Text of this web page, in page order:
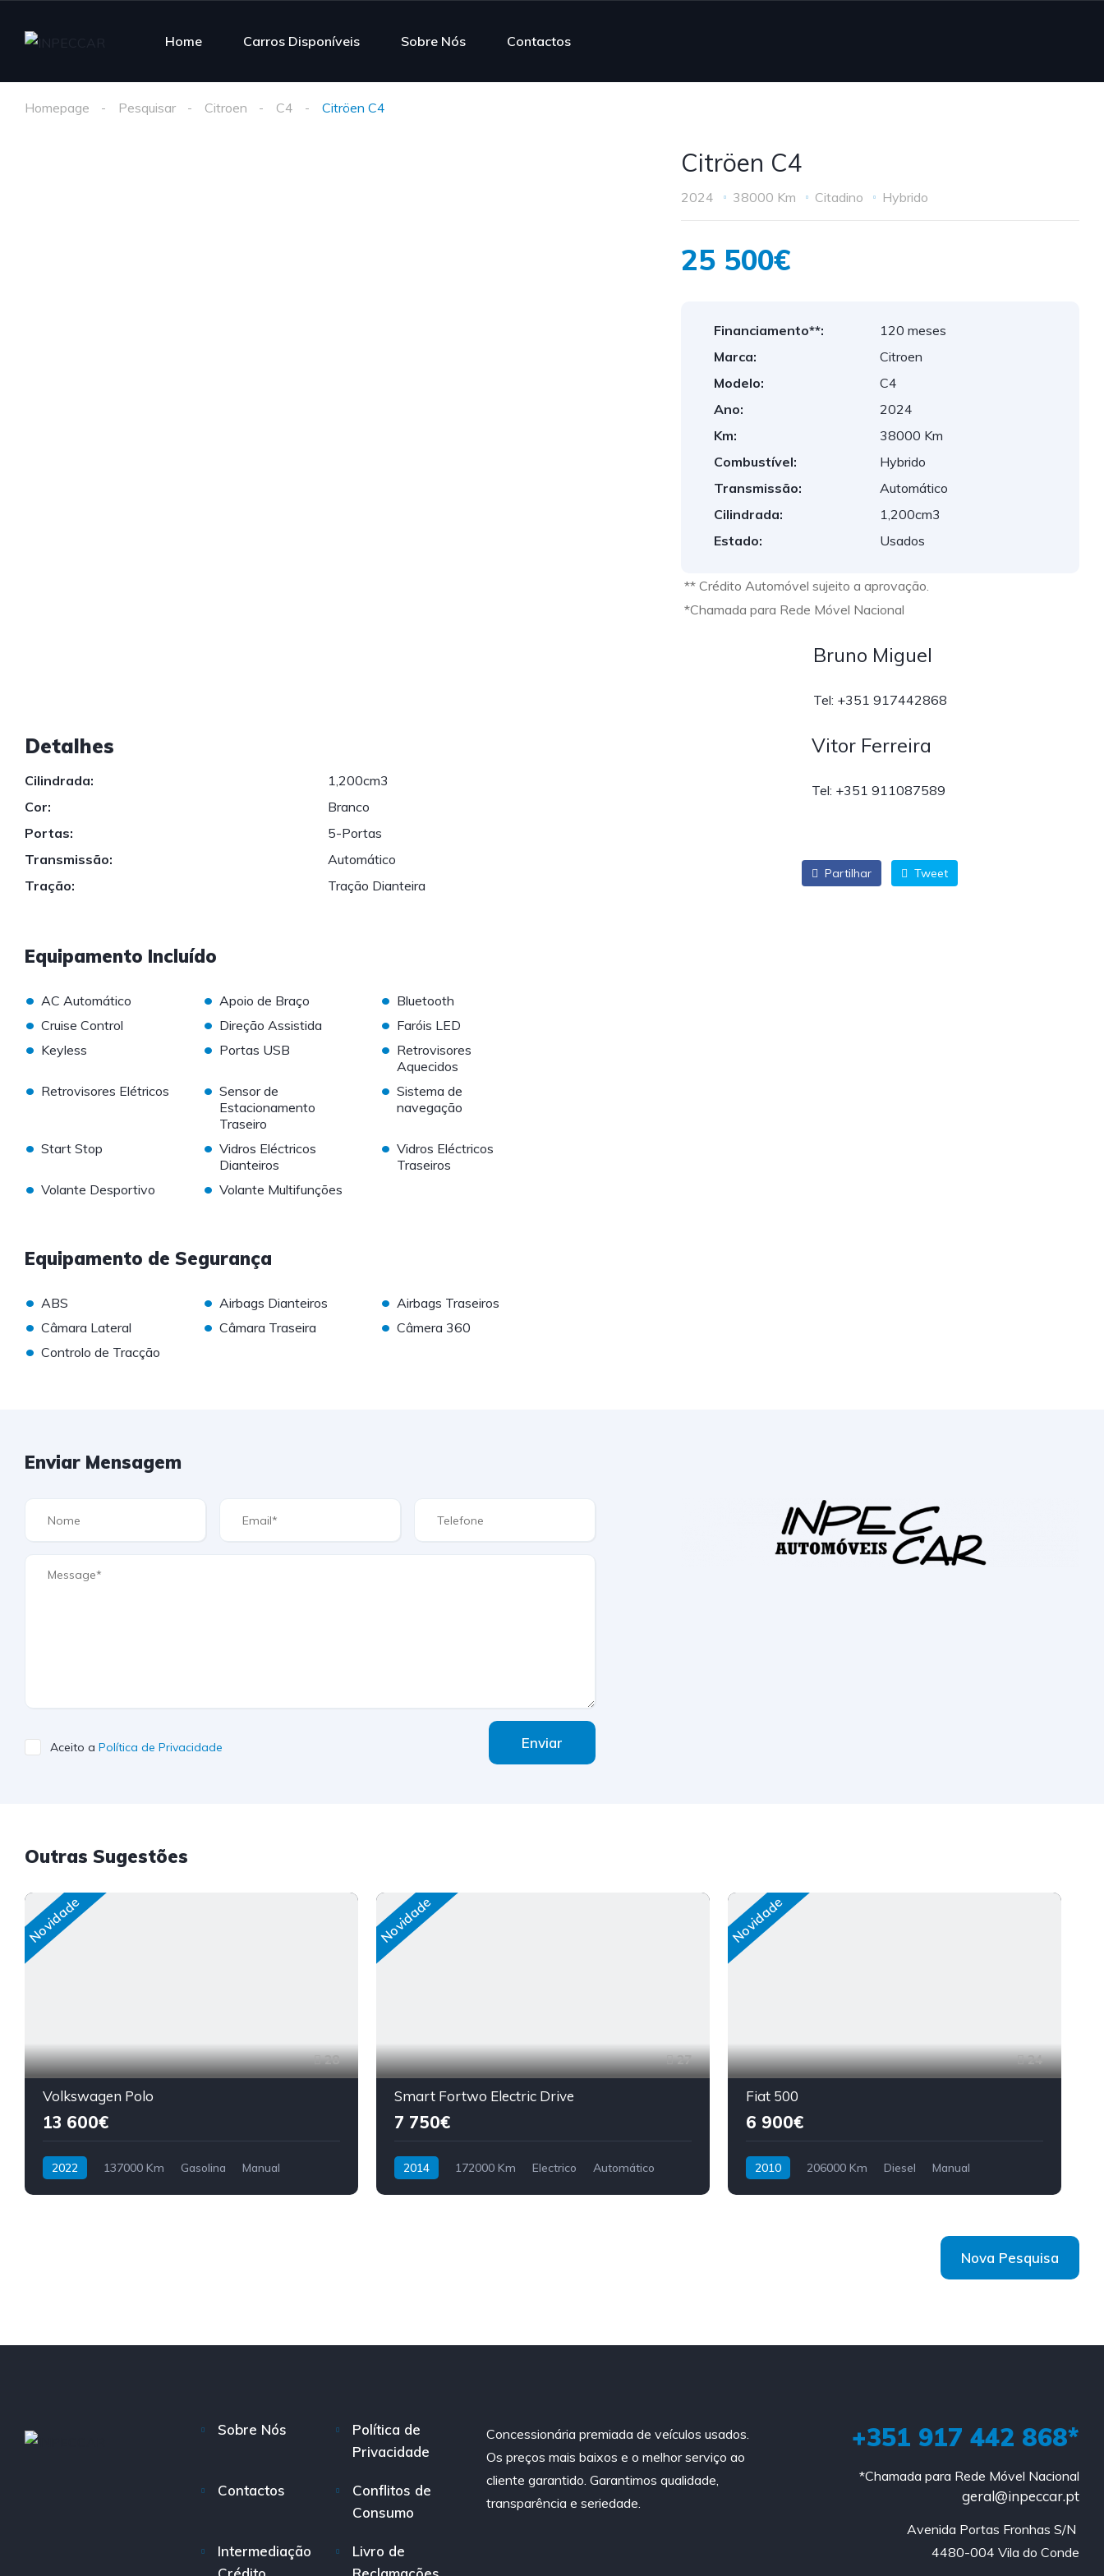
Home Carros Disponíveis Sobre Nós Contactos
Homepage Pesquisar Citroen C4 Citröen C4
Detalhes
Cilindrada:
1,200cm3
Cor:
Branco
Portas:
5-Portas
Transmissão:
Automático
Tração:
Tração Dianteira
Equipamento Incluído
• AC Automático • Apoio de Braço • Bluetooth
• Cruise Control • Direção Assistida • Faróis LED
• Keyless • Portas USB • Retrovisores
Aquecidos
• Retrovisores Elétricos • Sensor de
Estacionamento
Traseiro
• Sistema de
navegação
• Start Stop • Vidros Eléctricos
Dianteiros
• Vidros Eléctricos
Traseiros
• Volante Desportivo • Volante Multifunções
Equipamento de Segurança
• ABS • Airbags Dianteiros • Airbags Traseiros
• Câmara Lateral • Câmara Traseira • Câmera 360
• Controlo de Tracção
Citröen C4
2024 38000 Km Citadino Hybrido
25 500€
Financiamento**:
120 meses
Marca:
Citroen
Modelo:
C4
Ano:
2024
Km:
38000 Km
Combustível:
Hybrido
Transmissão:
Automático
Cilindrada:
1,200cm3
Estado:
Usados
** Crédito Automóvel sujeito a aprovação.
*Chamada para Rede Móvel Nacional
Bruno Miguel
Tel: +351 917442868
Vitor Ferreira
Tel: +351 911087589
Partilhar Tweet
Enviar Mensagem
Aceito a Política de Privacidade Enviar
Outras Sugestões
Novidade
28
Volkswagen Polo
13 600€
2022 137000 Km Gasolina Manual
Novidade
27
Smart Fortwo Electric Drive
7 750€
2014 172000 Km Electrico Automático
Novidade
24
Fiat 500
6 900€
2010 206000 Km Diesel Manual
Nova Pesquisa
Sobre Nós
Política de
Privacidade
Contactos
Conflitos de
Consumo
Intermediação
Livro de
Concessionária premiada de veículos usados.
Os preços mais baixos e o melhor serviço ao
cliente garantido. Garantimos qualidade,
transparência e seriedade.
+351 917 442 868*
*Chamada para Rede Móvel Nacional
geral@inpeccar.pt
Avenida Portas Fronhas S/N
4480-004 Vila do Conde